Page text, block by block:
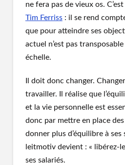
ne fera pas de vieux os.
Tim Ferriss: il se rend
que pour atteindre ses
actuel n’est pas
échelle.
Il doit donc changer.
travailler. Il réalise que
et la vie personnelle est
donc par mettre en place
donner plus d’équilibre à ses
leitmotiv devient : « libérez-
ses salariés.